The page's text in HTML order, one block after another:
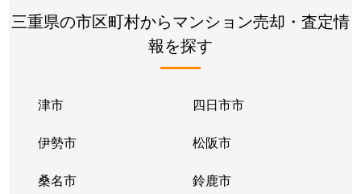
三重県の市区町村からマンション売却・査定情
報を探す
津市 四日市市
伊勢市 松阪市
桑名市 鈴鹿市